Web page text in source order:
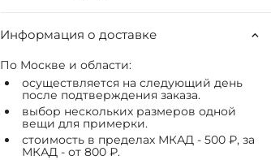
Информация о доставке
По Москве и области:
осуществляется на следующий день
после подтверждения заказа.
выбор нескольких размеров одной
вещи для примерки.
стоимость в пределах МКАД - 500 ₽, за
МКАД - от 800 ₽.